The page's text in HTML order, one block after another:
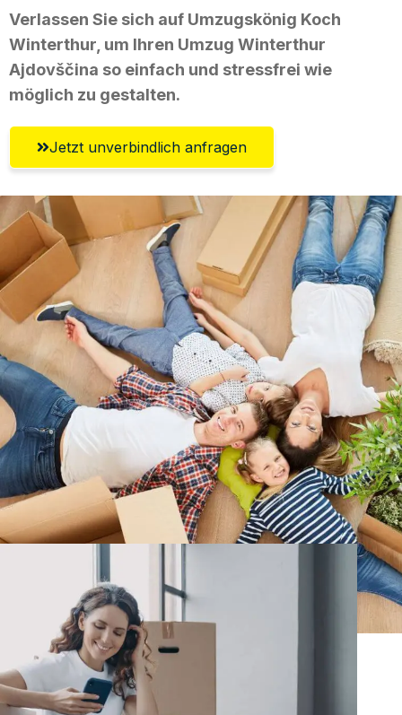
Verlassen Sie sich auf Umzugskönig Koch
Winterthur, um Ihren Umzug Winterthur
Ajdovščina so einfach und stressfrei wie
möglich zu gestalten.
Jetzt unverbindlich anfragen